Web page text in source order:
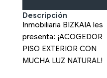
Descripción
Inmobiliaria BIZKAIA les
presenta: ¡ACOGEDOR
PISO EXTERIOR CON
MUCHA LUZ NATURAL!